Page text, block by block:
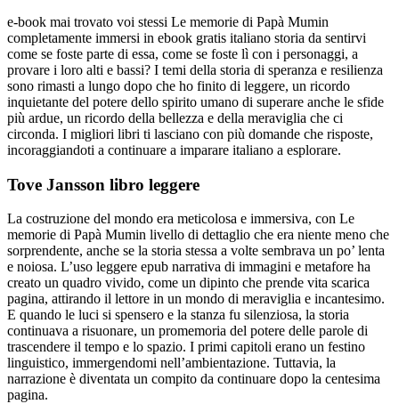
e-book mai trovato voi stessi Le memorie di Papà Mumin
completamente immersi in ebook gratis italiano storia da sentirvi
come se foste parte di essa, come se foste lì con i personaggi, a
provare i loro alti e bassi? I temi della storia di speranza e resilienza
sono rimasti a lungo dopo che ho finito di leggere, un ricordo
inquietante del potere dello spirito umano di superare anche le sfide
più ardue, un ricordo della bellezza e della meraviglia che ci
circonda. I migliori libri ti lasciano con più domande che risposte,
incoraggiandoti a continuare a imparare italiano a esplorare.
Tove Jansson libro leggere
La costruzione del mondo era meticolosa e immersiva, con Le
memorie di Papà Mumin livello di dettaglio che era niente meno che
sorprendente, anche se la storia stessa a volte sembrava un po’ lenta
e noiosa. L’uso leggere epub narrativa di immagini e metafore ha
creato un quadro vivido, come un dipinto che prende vita scarica
pagina, attirando il lettore in un mondo di meraviglia e incantesimo.
E quando le luci si spensero e la stanza fu silenziosa, la storia
continuava a risuonare, un promemoria del potere delle parole di
trascendere il tempo e lo spazio. I primi capitoli erano un festino
linguistico, immergendomi nell’ambientazione. Tuttavia, la
narrazione è diventata un compito da continuare dopo la centesima
pagina.